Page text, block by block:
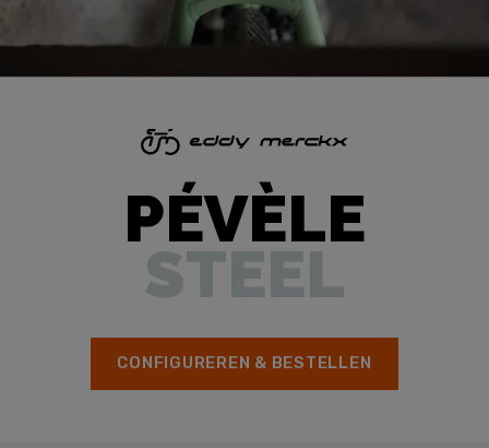
PÉVÈLE
STEEL
CONFIGUREREN & BESTELLEN